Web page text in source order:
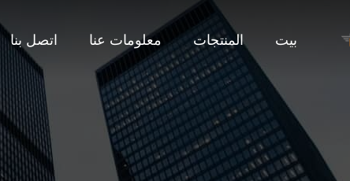
بيت المنتجات معلومات عنا اتصل بنا